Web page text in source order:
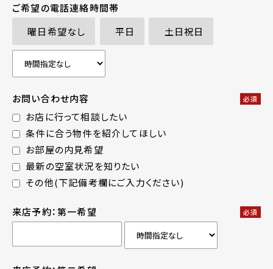
ご希望の電話連絡時間帯
曜日希望なし
平日 土日祝日
お問い合わせ内容 必須
お店に行って相談したい
条件に合う物件を紹介してほしい
お部屋の内見希望
最新の空室状況を知りたい
その他(下記備考欄にご入力ください)
来店予約：第一希望 必須